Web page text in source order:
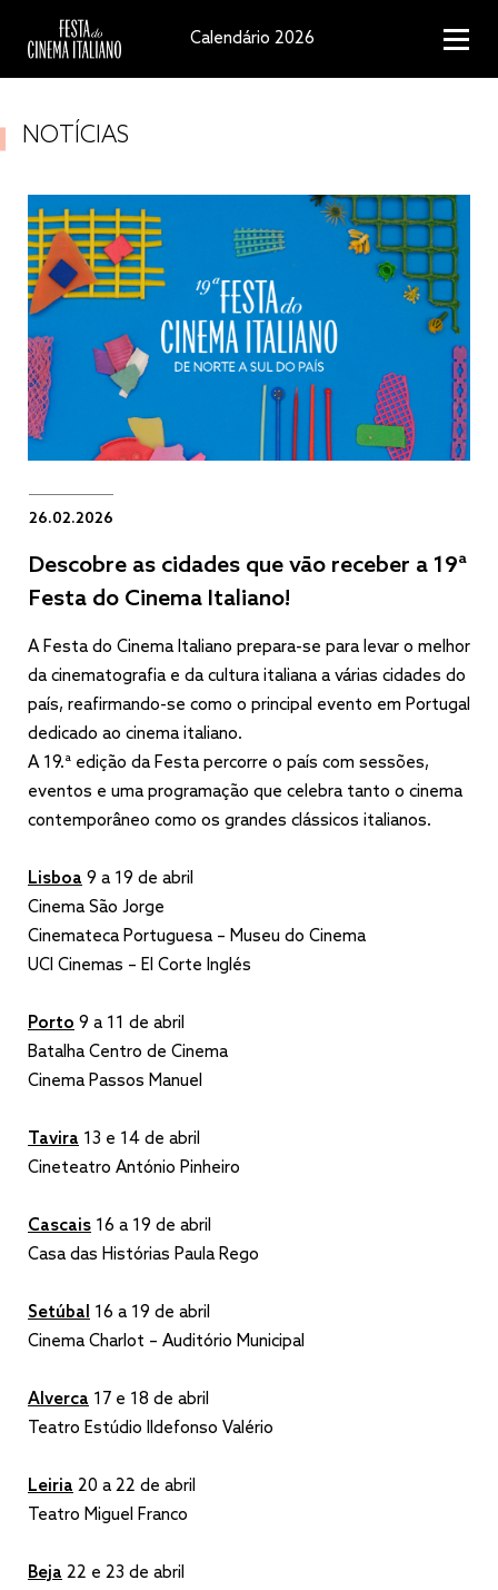
Calendário 2026
NOTÍCIAS
26.02.2026
Descobre as cidades que vão receber a 19ª
Festa do Cinema Italiano!
A Festa do Cinema Italiano prepara-se para levar o melhor
da cinematografia e da cultura italiana a várias cidades do
país, reafirmando-se como o principal evento em Portugal
dedicado ao cinema italiano.
A 19.ª edição da Festa percorre o país com sessões,
eventos e uma programação que celebra tanto o cinema
contemporâneo como os grandes clássicos italianos.
Lisboa 9 a 19 de abril
Cinema São Jorge
Cinemateca Portuguesa – Museu do Cinema
UCI Cinemas – El Corte Inglés
Porto 9 a 11 de abril
Batalha Centro de Cinema
Cinema Passos Manuel
Tavira 13 e 14 de abril
Cineteatro António Pinheiro
Cascais 16 a 19 de abril
Casa das Histórias Paula Rego
Setúbal 16 a 19 de abril
Cinema Charlot – Auditório Municipal
Alverca 17 e 18 de abril
Teatro Estúdio Ildefonso Valério
Leiria 20 a 22 de abril
Teatro Miguel Franco
Beja 22 e 23 de abril